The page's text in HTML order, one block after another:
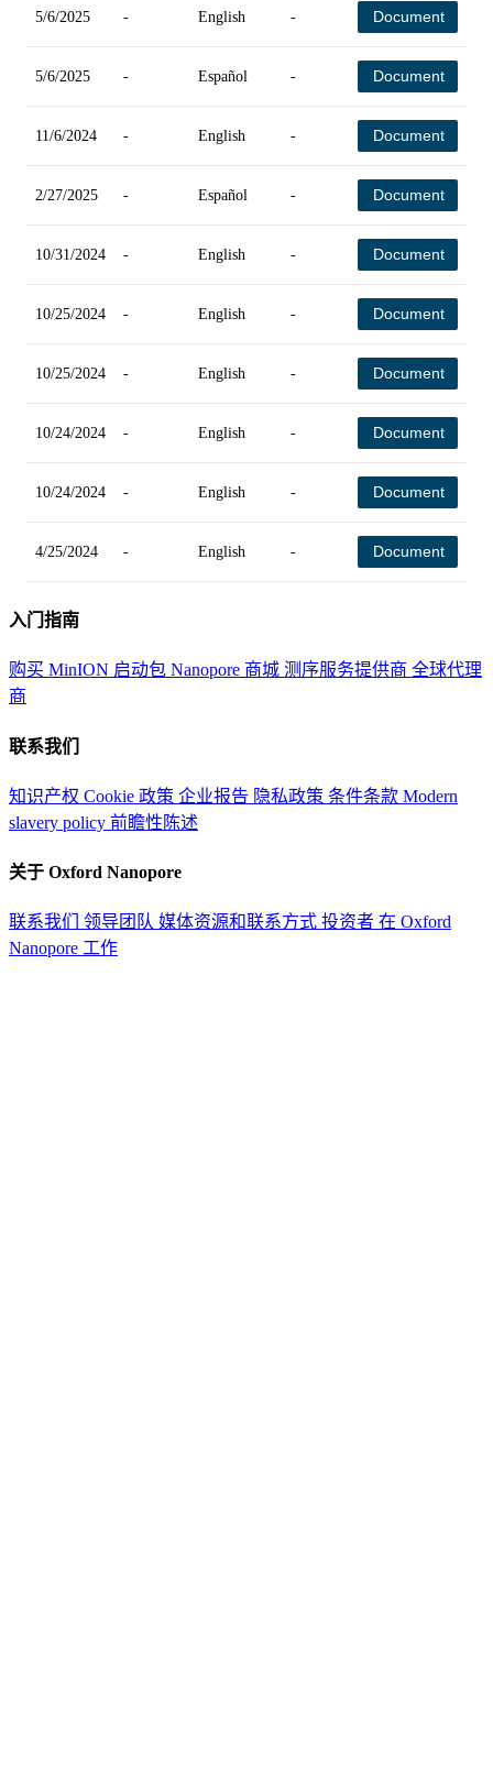
5/6/2025 - English - Document
5/6/2025 - Español - Document
11/6/2024 - English - Document
2/27/2025 - Español - Document
10/31/2024 - English - Document
10/25/2024 - English - Document
10/25/2024 - English - Document
10/24/2024 - English - Document
10/24/2024 - English - Document
4/25/2024 - English - Document
入门指南
购买 MinION 启动包 Nanopore 商城 测序服务提供商 全球代理
商
联系我们
知识产权 Cookie 政策 企业报告 隐私政策 条件条款 Modern
slavery policy 前瞻性陈述
关于 Oxford Nanopore
联系我们 领导团队 媒体资源和联系方式 投资者 在 Oxford
Nanopore 工作